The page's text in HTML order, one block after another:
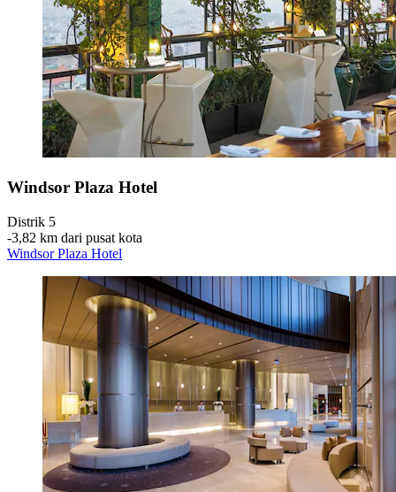
Windsor Plaza Hotel
Distrik 5
‐3,82 km dari pusat kota
Windsor Plaza Hotel